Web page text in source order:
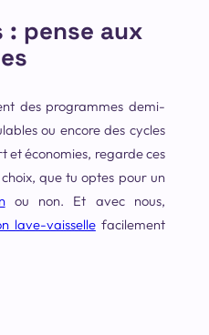
pense aux
des programmes demi-
ou encore des cycles
et économies, regarde ces
que tu optes pour un
ou non. Et avec nous,
lave-vaissellefacilement